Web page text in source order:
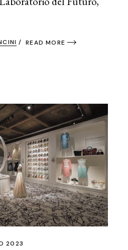
READ MORE
2023